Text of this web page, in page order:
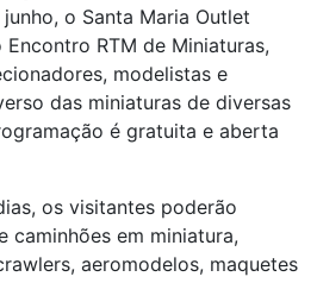
o Santa Maria Outlet
RTM de Miniaturas,
modelistas e
das miniaturas de diversas
é gratuita e aberta
os visitantes poderão
caminhões em miniatura,
aeromodelos, maquetes